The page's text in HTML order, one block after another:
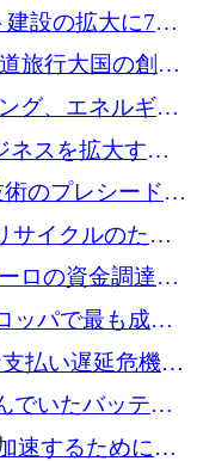
開設
設の拡大に740
旅行大国の創設
グ、エネルギー
ドルを調達
ネスを拡大する
ルを調達
のプレシードと
サイクルのため
を調達
ロの資金調達
ッパで最も成功
ラー氏が発見
払い遅延危機に
を調達
でいたバッテリ
ている
速するためにシ